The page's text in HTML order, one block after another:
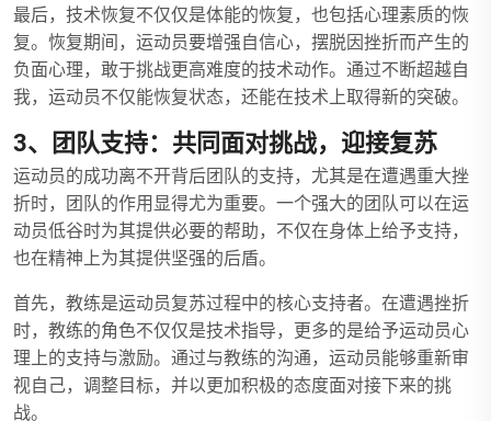
最后，技术恢复不仅仅是体能的恢复，也包括心理素质的恢
复。恢复期间，运动员要增强自信心，摆脱因挫折而产生的
负面心理，敢于挑战更高难度的技术动作。通过不断超越自
我，运动员不仅能恢复状态，还能在技术上取得新的突破。
3、团队支持：共同面对挑战，迎接复苏
运动员的成功离不开背后团队的支持，尤其是在遭遇重大挫
折时，团队的作用显得尤为重要。一个强大的团队可以在运
动员低谷时为其提供必要的帮助，不仅在身体上给予支持，
也在精神上为其提供坚强的后盾。
首先，教练是运动员复苏过程中的核心支持者。在遭遇挫折
时，教练的角色不仅仅是技术指导，更多的是给予运动员心
理上的支持与激励。通过与教练的沟通，运动员能够重新审
视自己，调整目标，并以更加积极的态度面对接下来的挑
战。